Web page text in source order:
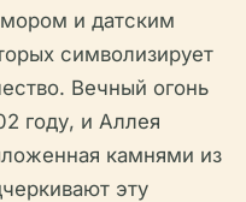
и датским
символизирует
Вечный огонь
году, и Аллея
камнями из
эту